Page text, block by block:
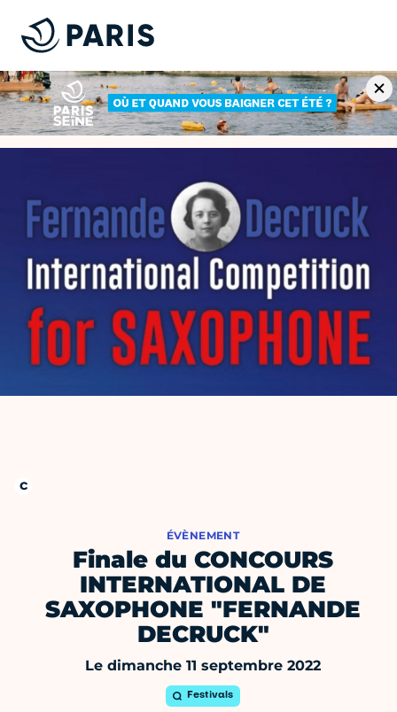
ÉVÈNEMENT
Finale du CONCOURS
INTERNATIONAL DE
SAXOPHONE "FERNANDE
DECRUCK"
Le dimanche 11 septembre 2022
Festivals